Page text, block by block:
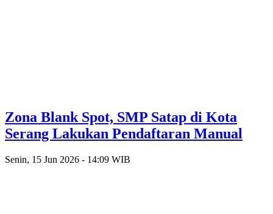
Zona Blank Spot, SMP Satap di Kota
Serang Lakukan Pendaftaran Manual
Senin, 15 Jun 2026 - 14:09 WIB